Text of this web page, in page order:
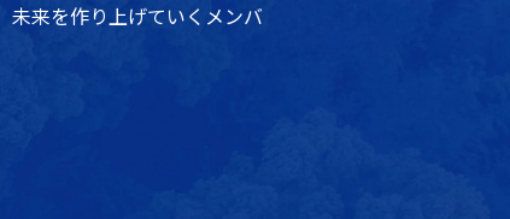
未来を作り上げていくメンバ